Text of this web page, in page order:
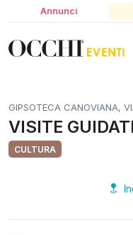
Annunci
GIPSOTECA CANOVIANA,
VISITE
CULTURA